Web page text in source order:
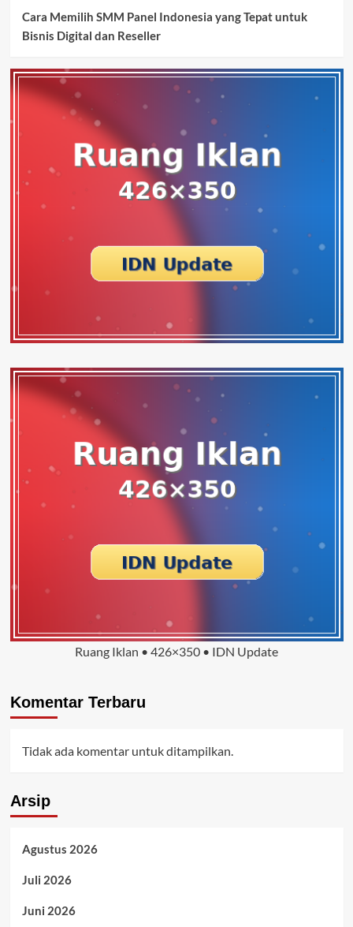
Cara Memilih SMM Panel Indonesia yang Tepat untuk
Bisnis Digital dan Reseller
Ruang Iklan • 426×350 • IDN Update
Komentar Terbaru
Tidak ada komentar untuk ditampilkan.
Arsip
Agustus 2026
Juli 2026
Juni 2026